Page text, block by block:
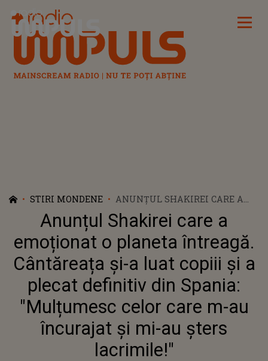
Radio Impuls
STIRI MONDENE
ANUNȚUL SHAKIREI CARE A
EMOȚIONAT O PLANETA
ÎNTREAGĂ. CÂNTĂREAȚA ȘI-A
LUAT COPIII ȘI A PLECAT
DEFINITIV DIN SPANIA:
"MULȚUMESC CELOR CARE M-
AU ÎNCURAJAT ȘI MI-AU ȘTERS
LACRIMILE!"
Anunțul Shakirei care a
emoționat o planeta întreagă.
Cântăreața și-a luat copiii și a
plecat definitiv din Spania:
"Mulțumesc celor care m-au
încurajat și mi-au șters
lacrimile!"